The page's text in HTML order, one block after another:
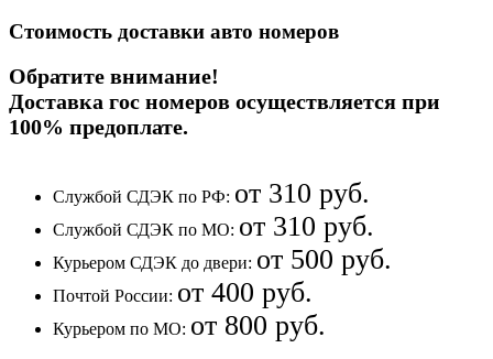
Стоимость доставки авто номеров
Обратите внимание!
Доставка гос номеров осуществляется при
100% предоплате.
Службой СДЭК по РФ: от 310 руб.
Службой СДЭК по МО: от 310 руб.
Курьером СДЭК до двери: от 500 руб.
Почтой России: от 400 руб.
Курьером по МО: от 800 руб.